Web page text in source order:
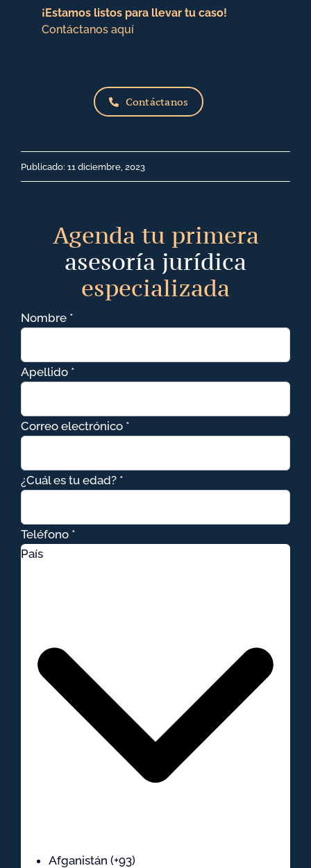
¡Estamos listos para llevar tu caso!
Contáctanos aquí
Contáctanos
Publicado: 11 diciembre, 2023
Agenda tu primera
asesoría jurídica
especializada
Nombre *
Apellido *
Correo electrónico *
¿Cuál es tu edad? *
Teléfono *
País
Afganistán (+93)